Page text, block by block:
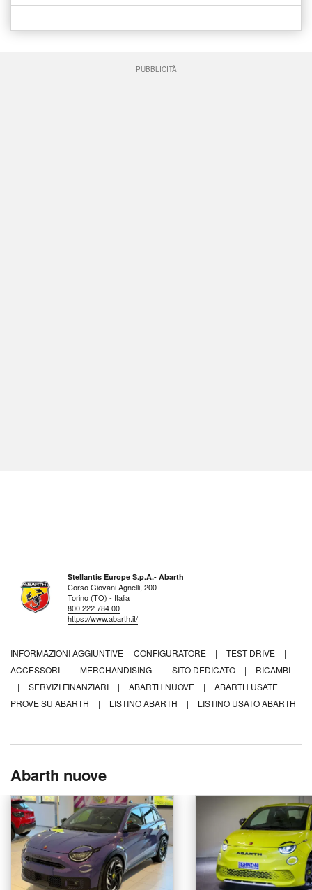
PUBBLICITÀ
Stellantis Europe S.p.A.- Abarth
Corso Giovani Agnelli, 200
Torino (TO) - Italia
800 222 784 00
https://www.abarth.it/
INFORMAZIONI AGGIUNTIVE CONFIGURATORE | TEST DRIVE
|
ACCESSORI
| MERCHANDISING | SITO DEDICATO |
RICAMBI
|
SERVIZI FINANZIARI | ABARTH NUOVE | ABARTH USATE
|
PROVE SU ABARTH
| LISTINO ABARTH | LISTINO USATO ABARTH
Abarth nuove